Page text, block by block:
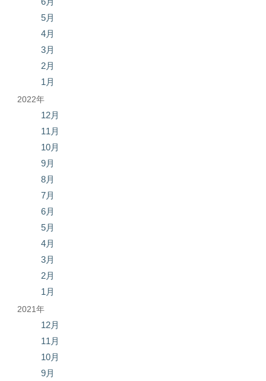
5月
4月
3月
2月
1月
2022年
12月
11月
10月
9月
8月
7月
6月
5月
4月
3月
2月
1月
2021年
12月
11月
10月
9月